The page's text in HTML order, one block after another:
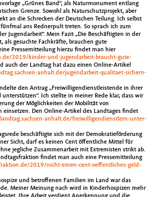
„Grünes Band“, als Naturmonument entlang
Grenze. Sowohl als Naturschutzprojekt, aber
an die Schrecken der Deutschen Teilung. Ich selbst
ans Rednerpult treten. So sprach ich zum
Jugendarbeit“. Mein Fazit „Die Beschäftigten in der
als gesuchte Fachkräfte, brauchen gute
Pressemitteilung hierzu findet man hier
2019/kinder-und-jugendarbeit-braucht-gute-
auch der Landtag hat dazu einen Online-Artikel
anhalt.de/jugendarbeit-qualitaet-sichern-
den Antrag „Freiwilligendienstleistende in ihrer
Ich stellte in meiner Rede klar, dass wir
der Möglichkeiten der Mobilität von
einsetzen. Den Online-Artikel des Landtages findet
anhalt.de/freiwilligendienstlern-unter-
beschäftigte sich mit der Demokratieförderung
Sicht, darf es keinen Cent öffentliche Mittel für
jegliche Zusammenarbeit mit Extremisten strikt ab.
findet man auch eine Pressemitteilung
2019/nicht-einen-cent-oeffentliches-geld-
und betroffenen Familien im Land war das
Meiner Meinung nach wird in Kinderhospizen mehr